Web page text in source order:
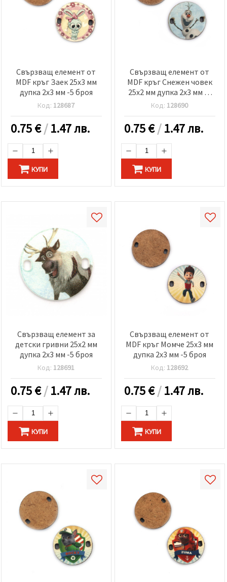
Свързващ елемент от
MDF кръг Заек 25x3 мм
дупка 2x3 мм -5 броя
Код: 128687
0.75€/1.47 лв.
КУПИ
Свързващ елемент от
MDF кръг Снежен човек
25x2 мм дупка 2x3 мм -5
броя
Код: 128690
0.75€/1.47 лв.
КУПИ
Свързващ елемент за
детски гривни 25x2 мм
дупка 2x3 мм -5 броя
Код: 128691
0.75€/1.47 лв.
КУПИ
Свързващ елемент от
MDF кръг Момче 25x3 мм
дупка 2x3 мм -5 броя
Код: 128692
0.75€/1.47 лв.
КУПИ